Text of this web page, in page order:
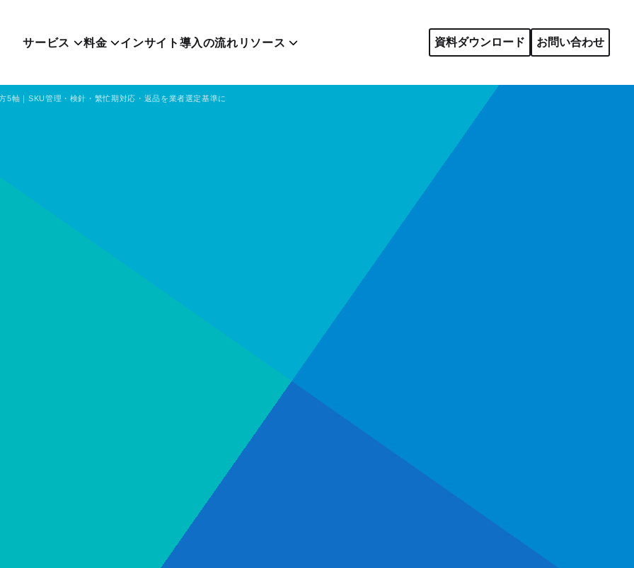
サービス 料金 インサイト 導入の流れ リソース 資料ダウンロード お問い合わせ
5軸｜SKU管理・検針・繁忙期対応・返品を業者選定基準に